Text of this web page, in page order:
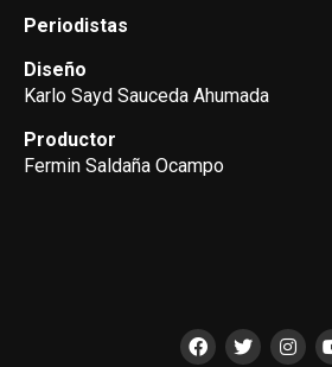
Periodistas
Diseño
Karlo Sayd Sauceda Ahumada
Productor
Fermin Saldaña Ocampo